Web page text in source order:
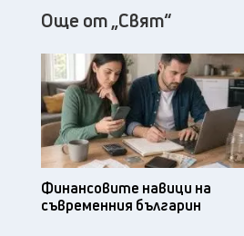
Още от „Свят“
Финансовите навици на
съвременния българин